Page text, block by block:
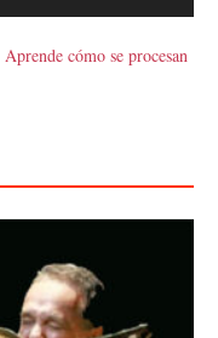
Aprende cómo se procesan